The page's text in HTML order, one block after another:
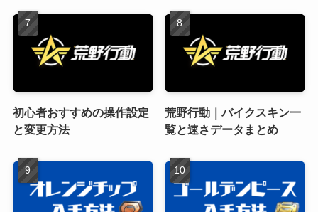
初心者おすすめの操作設定
と変更方法
荒野行動｜バイクスキン一
覧と速さデータまとめ